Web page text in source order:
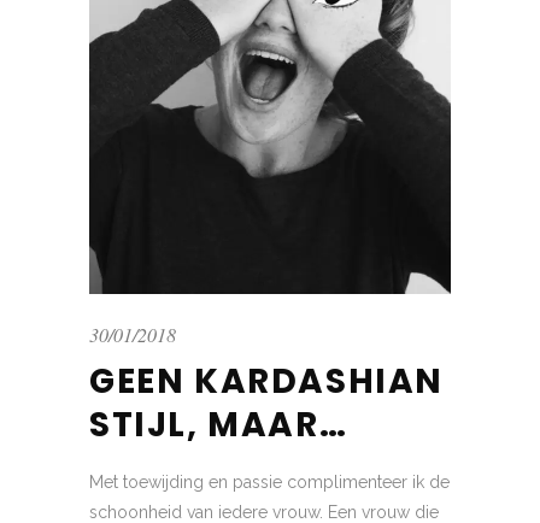
30/01/2018
GEEN KARDASHIAN
STIJL, MAAR…
Met toewijding en passie complimenteer ik de
schoonheid van iedere vrouw. Een vrouw die